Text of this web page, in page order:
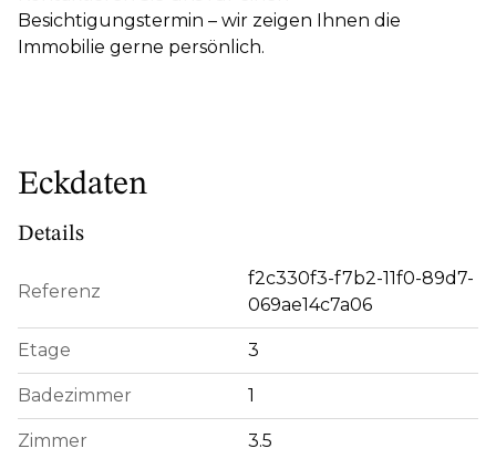
Besichtigungstermin – wir zeigen Ihnen die
Immobilie gerne persönlich.
Eckdaten
Details
Referenz
f2c330f3-f7b2-11f0-89d7-
069ae14c7a06
Etage 3
Badezimmer 1
Zimmer 3.5